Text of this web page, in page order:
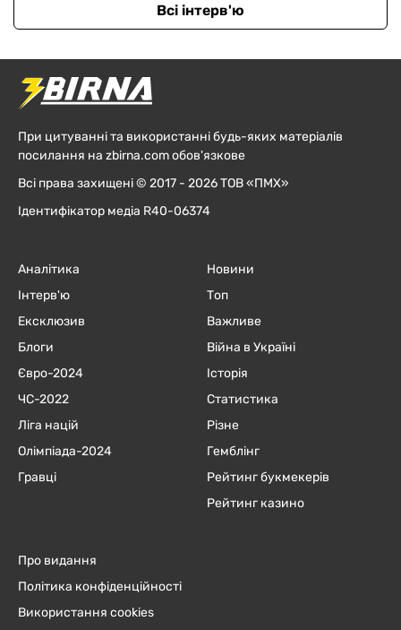
Всі інтерв'ю
При цитуванні та використанні будь-яких матеріалів
посилання на zbirna.com обов'язкове
Всі права захищені © 2017 - 2026 ТОВ «ПМХ»
Ідентифікатор медіа R40-06374
Аналітика
Інтерв'ю
Ексклюзив
Блоги
Євро-2024
ЧC-2022
Ліга націй
Олімпіада-2024
Гравці
Новини
Топ
Важливе
Війна в Україні
Історія
Статистика
Різне
Гемблінг
Рейтинг букмекерів
Рейтинг казино
Про видання
Політика конфіденційності
Використання cookies